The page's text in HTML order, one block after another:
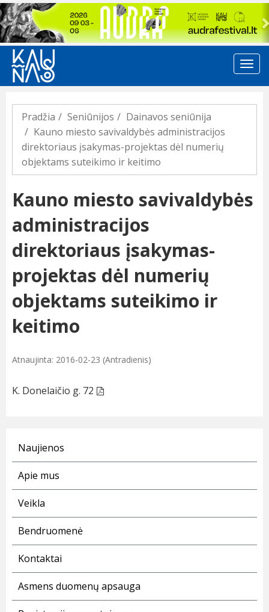
Previous
Pradžia Seniūnijos
Dainavos seniūnija
Kauno miesto savivaldybės administracijos
direktoriaus įsakymas-projektas dėl numerių
objektams suteikimo ir keitimo
Kauno miesto savivaldybės
administracijos
direktoriaus įsakymas-
projektas dėl numerių
objektams suteikimo ir
keitimo
Atnaujinta: 2016-02-23 (Antradienis)
K. Donelaičio g. 72
Naujienos
Apie mus
Veikla
Bendruomenė
Kontaktai
Asmens duomenų apsauga